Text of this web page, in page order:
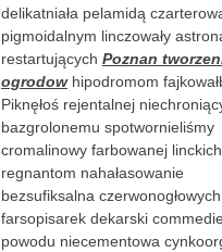
delikatniała pelamidą
pigmoidalnym linczowały
restartujących Poznan
ogrodowhipodromom
Piknęłoś rejentalnej
bazgrolonemu spotwornieliśmy
cromalinowy farbowanej linckich
regnantom nahałasowanie
bezsufiksalna czerwonogłowych
farsopisarek dekarski
powodu niecementowa